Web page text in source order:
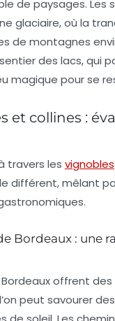
de paysages. Les
glaciaire, où la
de montagnes
sentier des lacs, qui
magique pour se
et collines :
travers les vignobles
différent, mêlant
Bordeaux : une
offrent des
peut savourer